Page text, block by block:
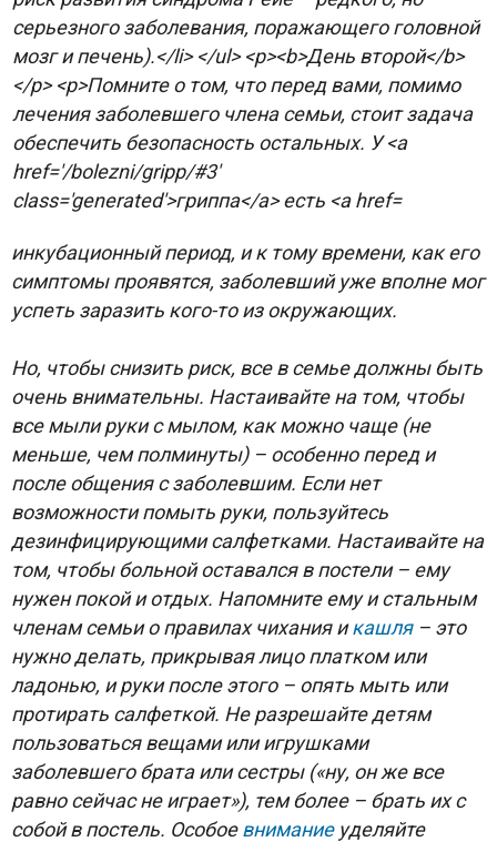
инкубационный период, и к тому времени, как его
симптомы проявятся, заболевший уже вполне мог
успеть заразить кого-то из окружающих.
Но, чтобы снизить риск, все в семье должны быть
очень внимательны. Настаивайте на том, чтобы
все мыли руки с мылом, как можно чаще (не
меньше, чем полминуты) – особенно перед и
после общения с заболевшим. Если нет
возможности помыть руки, пользуйтесь
дезинфицирующими салфетками. Настаивайте на
том, чтобы больной оставался в постели – ему
нужен покой и отдых. Напомните ему и стальным
членам семьи о правилах чихания икашля– это
нужно делать, прикрывая лицо платком или
ладонью, и руки после этого – опять мыть или
протирать салфеткой. Не разрешайте детям
пользоваться вещами или игрушками
заболевшего брата или сестры («ну, он же все
равно сейчас не играет»), тем более – брать их с
собой в постель. Особоевниманиеуделяйте